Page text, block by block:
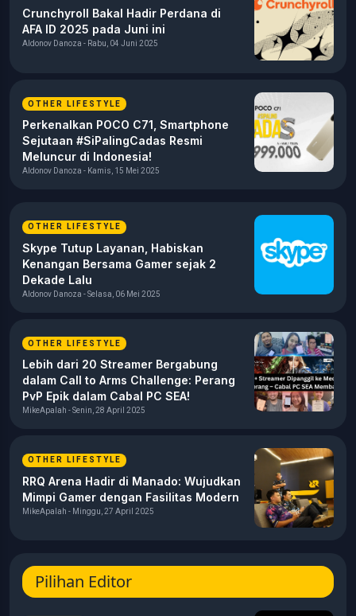
Crunchyroll Bakal Hadir Perdana di
AFA ID 2025 pada Juni ini
Aldonov Danoza - Rabu, 04 Juni 2025
OTHER LIFESTYLE
Perkenalkan POCO C71, Smartphone
Sejutaan #SiPalingCadas Resmi
Meluncur di Indonesia!
Aldonov Danoza - Kamis, 15 Mei 2025
OTHER LIFESTYLE
Skype Tutup Layanan, Habiskan
Kenangan Bersama Gamer sejak 2
Dekade Lalu
Aldonov Danoza - Selasa, 06 Mei 2025
OTHER LIFESTYLE
Lebih dari 20 Streamer Bergabung
dalam Call to Arms Challenge: Perang
PvP Epik dalam Cabal PC SEA!
MikeApalah - Senin, 28 April 2025
OTHER LIFESTYLE
RRQ Arena Hadir di Manado: Wujudkan
Mimpi Gamer dengan Fasilitas Modern
MikeApalah - Minggu, 27 April 2025
Pilihan Editor